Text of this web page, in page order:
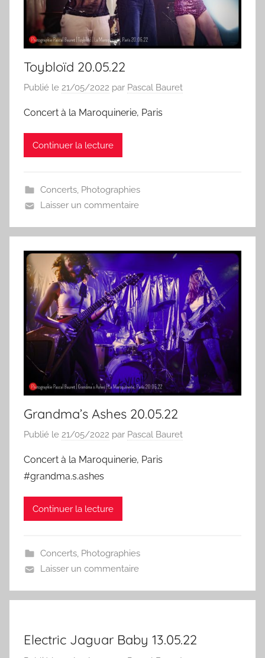
Toybloïd 20.05.22
Publié le 21/05/2022 par Pascal Bauret
Concert à la Maroquinerie, Paris
Continuer la lecture
Concerts, Photographies
Laisser un commentaire
Grandma’s Ashes 20.05.22
Publié le 21/05/2022 par Pascal Bauret
Concert à la Maroquinerie, Paris
#grandma.s.ashes
Continuer la lecture
Concerts, Photographies
Laisser un commentaire
Electric Jaguar Baby 13.05.22